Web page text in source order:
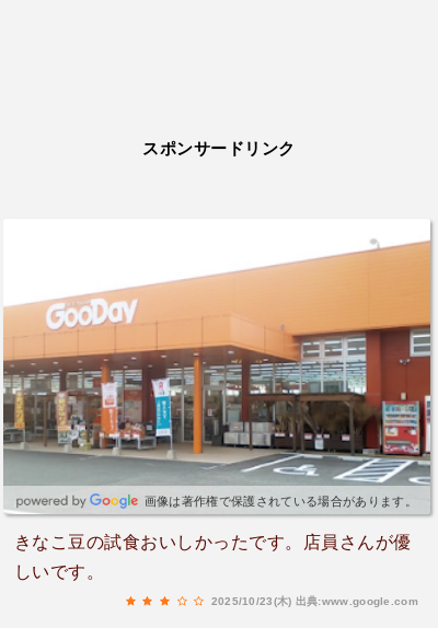
スポンサードリンク
画像は著作権で保護されている場合があります。
きなこ豆の試食おいしかったです。店員さんが優
しいです。
2025/10/23(木) 出典:www.google.com